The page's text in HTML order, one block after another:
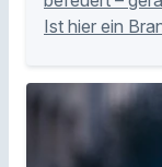
Ist hier ein